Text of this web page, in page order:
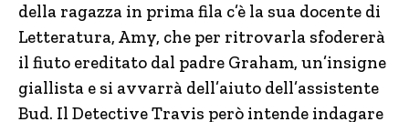
della ragazza in prima fila c’è la sua docente di
Letteratura, Amy, che per ritrovarla sfodererà
il fiuto ereditato dal padre Graham, un’insigne
giallista e si avvarrà dell’aiuto dell’assistente
Bud. Il Detective Travis però intende indagare